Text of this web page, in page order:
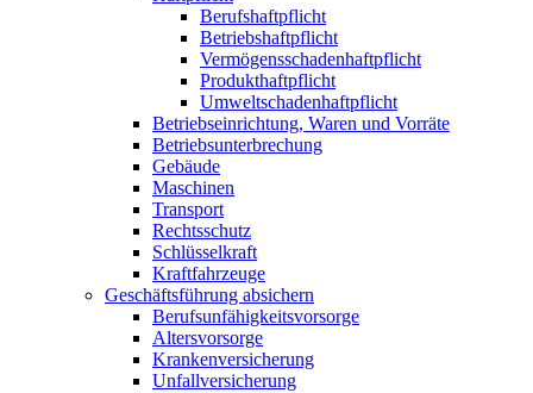
Berufshaftpflicht
Betriebshaftpflicht
Vermögensschadenhaftpflicht
Produkthaftpflicht
Umweltschadenhaftpflicht
Betriebseinrichtung, Waren und Vorräte
Betriebsunterbrechung
Gebäude
Maschinen
Transport
Rechtsschutz
Schlüsselkraft
Kraftfahrzeuge
Geschäftsführung absichern
Berufsunfähigkeitsvorsorge
Altersvorsorge
Krankenversicherung
Unfallversicherung